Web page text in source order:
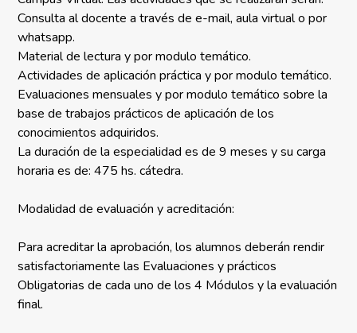
Consulta al docente a través de e-mail, aula virtual o por
whatsapp.
Material de lectura y por modulo temático.
Actividades de aplicación práctica y por modulo temático.
Evaluaciones mensuales y por modulo temático sobre la
base de trabajos prácticos de aplicación de los
conocimientos adquiridos.
La duración de la especialidad es de 9 meses y su carga
horaria es de: 475 hs. cátedra.
Modalidad de evaluación y acreditación:
Para acreditar la aprobación, los alumnos deberán rendir
satisfactoriamente las Evaluaciones y prácticos
Obligatorias de cada uno de los 4 Módulos y la evaluación
final.